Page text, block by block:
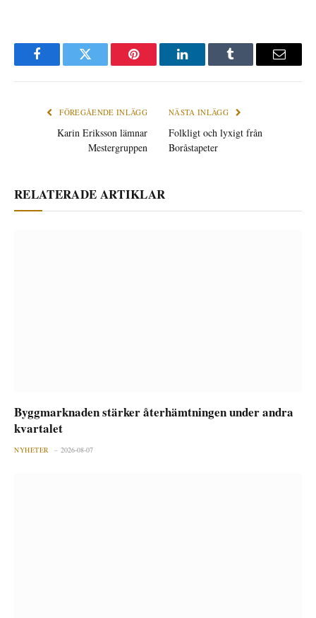
FacebookTwitter Pinterest LinkedInTumblr
E-
FÖREGÅENDE INLÄGG
Karin Eriksson lämnar
Mestergruppen
NÄSTA INLÄGG
Folkligt och lyxigt från
Boråstapeter
RELATERADE ARTIKLAR
Byggmarknaden stärker återhämtningen under andra
kvartalet
NYHETER 2026-08-07